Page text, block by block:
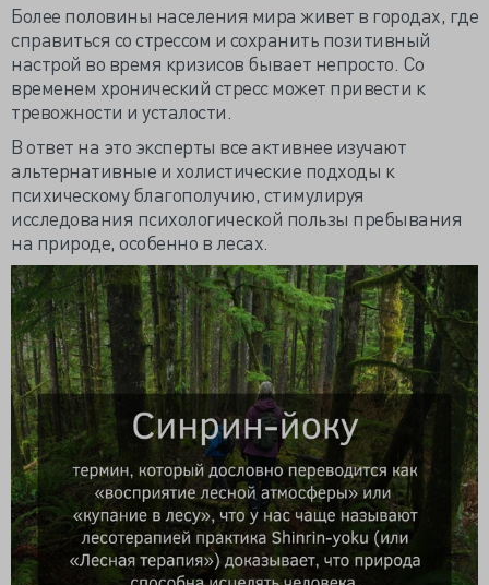
Более половины населения мира живет в городах, где
справиться со стрессом и сохранить позитивный
настрой во время кризисов бывает непросто. Со
временем хронический стресс может привести к
тревожности и усталости.
В ответ на это эксперты все активнее изучают
альтернативные и холистические подходы к
психическому благополучию, стимулируя
исследования психологической пользы пребывания
на природе, особенно в лесах.